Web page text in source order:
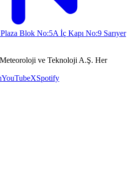
Blok No:5A İç Kapı No:9 Sarıyer
ve Teknoloji A.Ş. Her
YouTubeXSpotify